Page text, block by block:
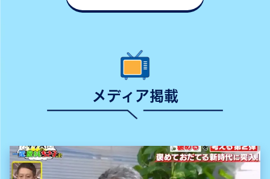
メディア掲載